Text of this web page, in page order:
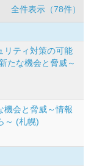
全件表示（78件）
リティ対策の可能
たな機会と脅威～
機会と脅威～情報
～ (札幌)